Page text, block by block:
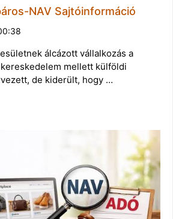
NAV Sajtóinformáció
álcázott vállalkozás a
mellett külföldi
de kiderült, hogy …